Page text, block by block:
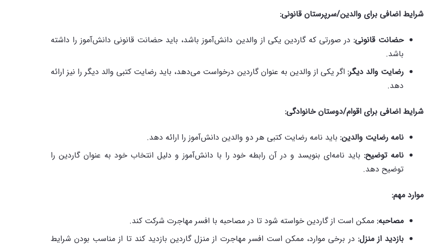
شرایط اضافی برای والدین/سرپرستان قانونی:
حضانت قانونی: در صورتی که گاردین یکی از والدین دانش‌آموز باشد، باید حضانت قانونی دانش‌آموز را داشته
باشد.
رضایت والد دیگر: اگر یکی از والدین به عنوان گاردین درخواست می‌دهد، باید رضایت کتبی والد دیگر را نیز ارائه
دهد.
شرایط اضافی برای اقوام/دوستان خانوادگی:
نامه رضایت والدین: باید نامه رضایت کتبی هر دو والدین دانش‌آموز را ارائه دهد.
نامه توضیح:باید نامه‌ای بنویسد و در آن رابطه خود را با دانش‌آموز و دلیل انتخاب خود به عنوان گاردین را
توضیح دهد.
موارد مهم:
مصاحبه: ممکن است از گاردین خواسته شود تا در مصاحبه با افسر مهاجرت شرکت کند.
بازدید از منزل: در برخی موارد، ممکن است افسر مهاجرت از منزل گاردین بازدید کند تا از مناسب بودن شرایط